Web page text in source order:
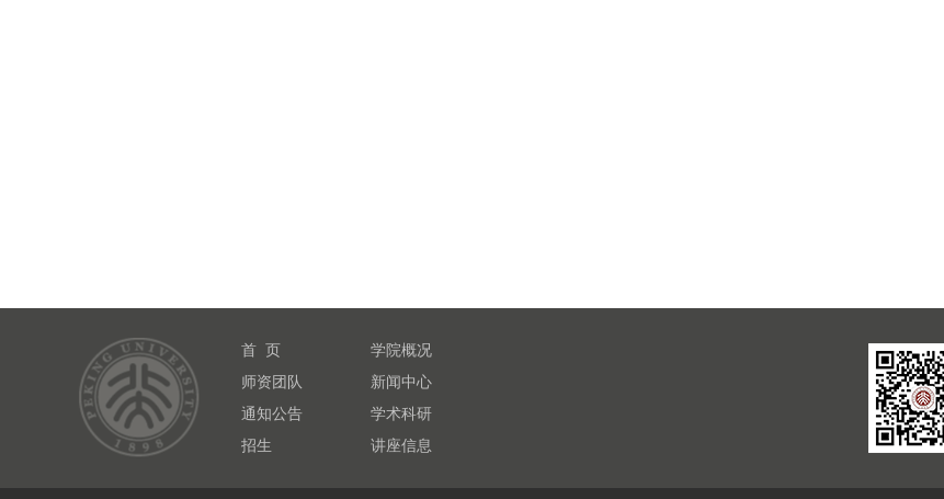
首 页
学院概况
师资团队
新闻中心
通知公告
学术科研
招生
讲座信息